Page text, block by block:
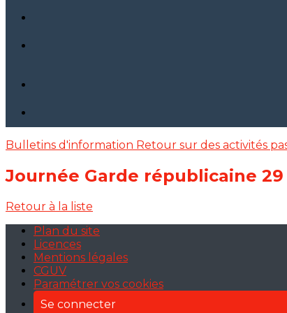
Bulletins d'information Retour sur des activités
Journée Garde républicaine 29
Retour à la liste
Plan du site
Licences
Mentions légales
CGUV
Paramétrer vos cookies
Se connecter